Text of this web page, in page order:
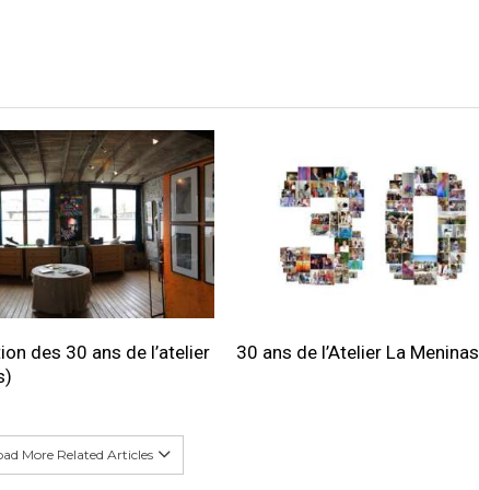
des 30 ans de l’atelier
30 ans de l’Atelier La Meninas
More Related Articles